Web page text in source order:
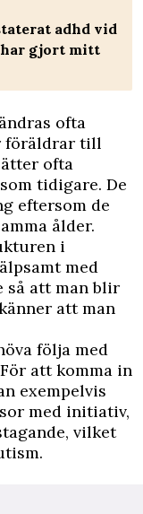
adhd vid
har gjort mitt
ofta
föräldrar till
ofta
tidigare. De
eftersom de
ålder.
i
med
så att man blir
att man
följa med
För att komma in
exempelvis
med initiativ,
vilket